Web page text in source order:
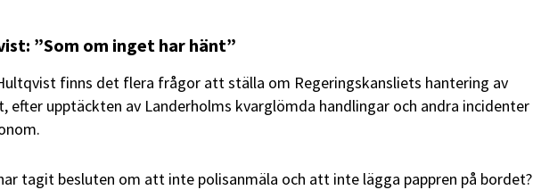
”Som om inget har hänt”
finns det flera frågor att ställa om Regeringskansliets hantering av
efter upptäckten av Landerholms kvarglömda handlingar och andra incidenter
tagit besluten om att inte polisanmäla och att inte lägga pappren på bordet?